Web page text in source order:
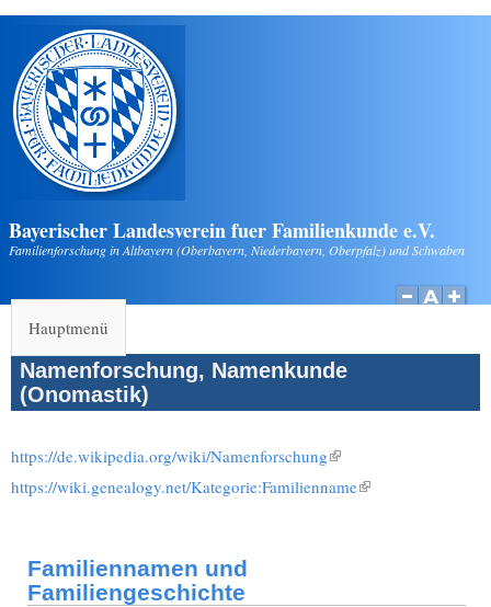
Direkt zum Inhalt
Bayerischer Landesverein fuer Familienkunde e.V.
Familienforschung in Altbayern (Oberbayern, Niederbayern, Oberpfalz) und Schwaben
Hauptmenü
Namenforschung, Namenkunde
(Onomastik)
https://de.wikipedia.org/wiki/Namenforschung(Link ist extern)
https://wiki.genealogy.net/Kategorie:Familienname(Link ist extern)
Familiennamen und
Familiengeschichte